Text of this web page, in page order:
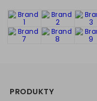
PRODUKTY